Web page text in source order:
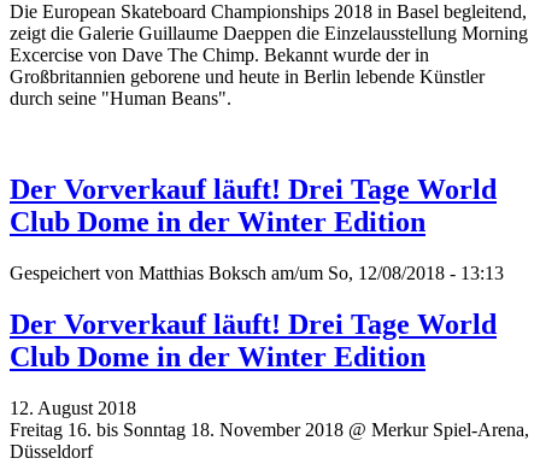
Die European Skateboard Championships 2018 in Basel begleitend,
zeigt die Galerie Guillaume Daeppen die Einzelausstellung Morning
Excercise von Dave The Chimp. Bekannt wurde der in
Großbritannien geborene und heute in Berlin lebende Künstler
durch seine "Human Beans".
Der Vorverkauf läuft! Drei Tage World
Club Dome in der Winter Edition
Gespeichert von Matthias Boksch am/um So, 12/08/2018 - 13:13
Der Vorverkauf läuft! Drei Tage World
Club Dome in der Winter Edition
12. August 2018
Freitag 16. bis Sonntag 18. November 2018 @ Merkur Spiel-Arena,
Düsseldorf